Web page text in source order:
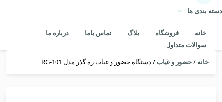
دسته بندی ها
خانه فروشگاه بلاگ تماس باما
درباره ما
سوالات متداول
خانه /حضور و غیاب / دستگاه حضور و غیاب ره گذر مدل RG-101